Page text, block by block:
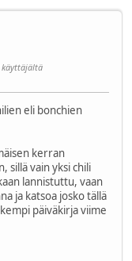
käyttäjältä
eli bonchien
kerran
sillä vain yksi chili
lannistuttu, vaan
ja katsoa josko tällä
päiväkirja viime